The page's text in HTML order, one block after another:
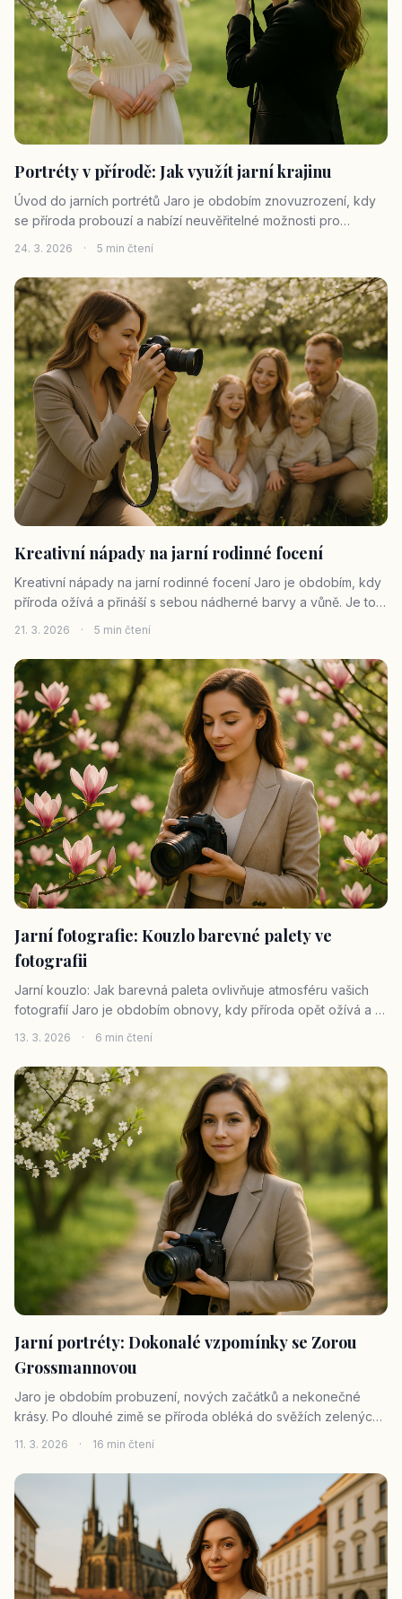
Portréty v přírodě: Jak využít jarní krajinu
Úvod do jarních portrétů Jaro je obdobím znovuzrození, kdy
se příroda probouzí a nabízí neuvěřitelné možnosti pro
fotografování portrétů. Jako profesionální fotografka Zora
zkušenosti a tipy, jak
24. 3. 2026 · 5 min čtení
Kreativní nápady na jarní rodinné focení
Kreativní nápady na jarní rodinné focení Jaro je obdobím, kdy
příroda ožívá a přináší s sebou nádherné barvy a vůně. Je to
ideální čas na rodinné focení, které zachytí nejen krásu
profesio
21. 3. 2026 · 5 min čtení
Jarní fotografie: Kouzlo barevné palety ve
fotografii
Jarní kouzlo: Jak barevná paleta ovlivňuje atmosféru vašich
fotografií Jaro je obdobím obnovy, kdy příroda opět ožívá a s
ní i my, fotografové. Jarní fotografie nám nabízejí širokou
snímků. V t
13. 3. 2026 · 6 min čtení
Jarní portréty: Dokonalé vzpomínky se Zorou
Grossmannovou
Jaro je obdobím probuzení, nových začátků a nekonečné
krásy. Po dlouhé zimě se příroda obléká do svěžích zelených
tónů, rozkvétají první květy a vzduch je naplněn vůní optimismu
naše touha zachytit tyto prchavé, ale o to cennější okamžiky.
Jako profesionální fotografka Zora Grossmannová z Brna a
Vysočiny věřím, že právě jaro nabízí jedinečnou kulisu pro
tvorbu nezapomenutelných portrétů, které budou dýchat
lehkostí, něhou a radostí. Přemýšlíte, jak vytvořit dokonalé
vzpomínky na jaře? Pojďme se společně ponořit do tajů jarního
focení a objevit, proč je právě toto roční období pro portréty
11. 3. 2026 · 16 min čtení